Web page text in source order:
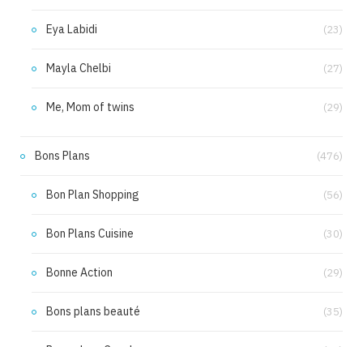
Eya Labidi (23)
Mayla Chelbi (27)
Me, Mom of twins (29)
Bons Plans (476)
Bon Plan Shopping (56)
Bon Plans Cuisine (30)
Bonne Action (29)
Bons plans beauté (35)